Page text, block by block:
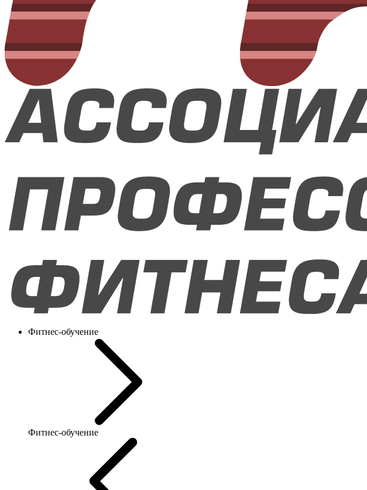
Фитнес-обучение
Фитнес-обучение